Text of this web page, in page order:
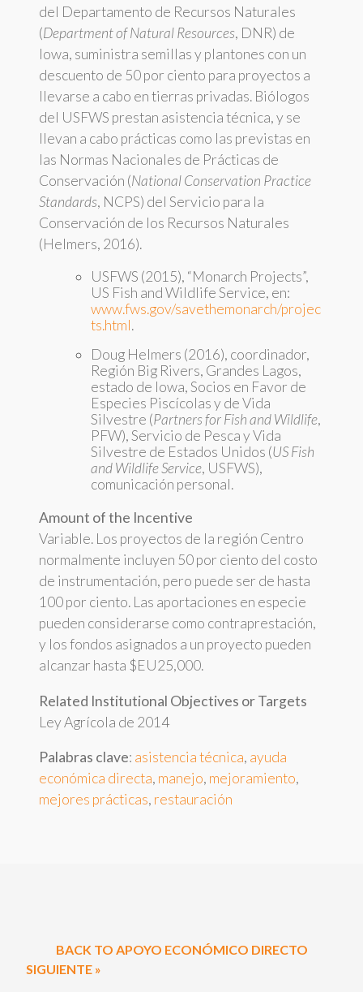
del Departamento de Recursos Naturales
(Department of Natural Resources, DNR) de
Iowa, suministra semillas y plantones con un
descuento de 50 por ciento para proyectos a
llevarse a cabo en tierras privadas. Biólogos
del USFWS prestan asistencia técnica, y se
llevan a cabo prácticas como las previstas en
las Normas Nacionales de Prácticas de
Conservación (National Conservation Practice
Standards, NCPS) del Servicio para la
Conservación de los Recursos Naturales
(Helmers, 2016).
USFWS (2015), “Monarch Projects”,
US Fish and Wildlife Service, en:
www.fws.gov/savethemonarch/projec
ts.html.
Doug Helmers (2016), coordinador,
Región Big Rivers, Grandes Lagos,
estado de Iowa, Socios en Favor de
Especies Piscícolas y de Vida
Silvestre (Partners for Fish and Wildlife,
PFW), Servicio de Pesca y Vida
Silvestre de Estados Unidos (US Fish
and Wildlife Service, USFWS),
comunicación personal.
Amount of the Incentive
Variable. Los proyectos de la región Centro
normalmente incluyen 50 por ciento del costo
de instrumentación, pero puede ser de hasta
100 por ciento. Las aportaciones en especie
pueden considerarse como contraprestación,
y los fondos asignados a un proyecto pueden
alcanzar hasta $EU25,000.
Related Institutional Objectives or Targets
Ley Agrícola de 2014
Palabras clave: asistencia técnica, ayuda
económica directa, manejo, mejoramiento,
mejores prácticas, restauración
BACK TO APOYO ECONÓMICO DIRECTO
SIGUIENTE »